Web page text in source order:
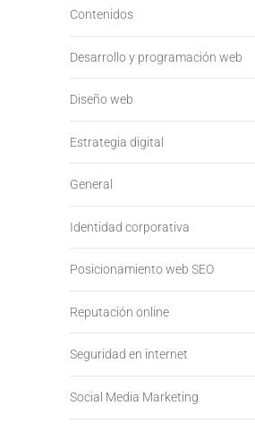
Contenidos
Desarrollo y programación web
Diseño web
Estrategia digital
General
Identidad corporativa
Posicionamiento web SEO
Reputación online
Seguridad en internet
Social Media Marketing